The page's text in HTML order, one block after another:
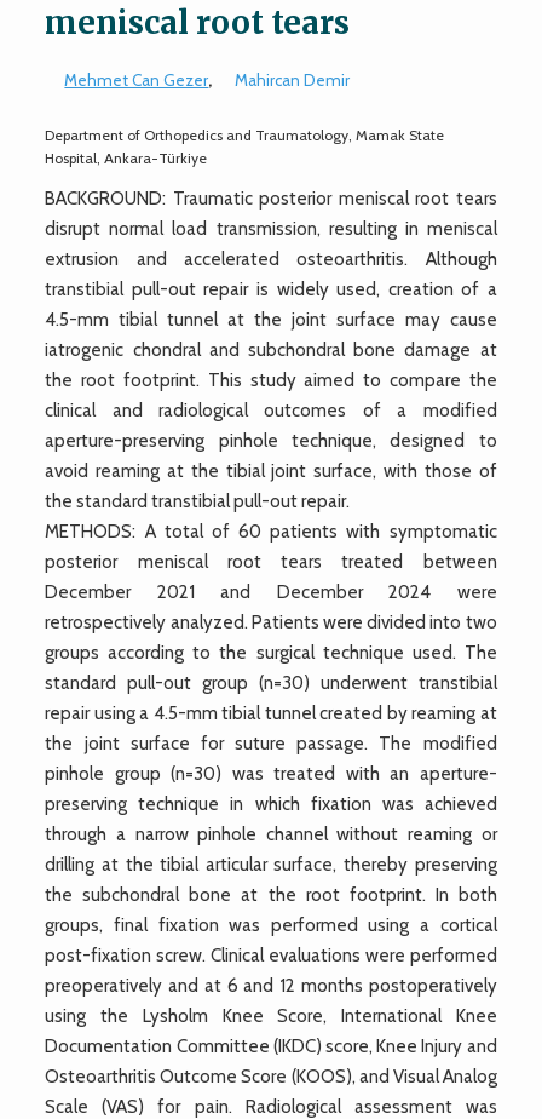
meniscal root tears
Mehmet Can Gezer, Mahircan Demir
Department of Orthopedics and Traumatology, Mamak State
Hospital, Ankara-Türkiye
BACKGROUND: Traumatic posterior meniscal root tears
disrupt normal load transmission, resulting in meniscal
extrusion and accelerated osteoarthritis. Although
transtibial pull-out repair is widely used, creation of a
4.5-mm tibial tunnel at the joint surface may cause
iatrogenic chondral and subchondral bone damage at
the root footprint. This study aimed to compare the
clinical and radiological outcomes of a modified
aperture-preserving pinhole technique, designed to
avoid reaming at the tibial joint surface, with those of
the standard transtibial pull-out repair.
METHODS: A total of 60 patients with symptomatic
posterior meniscal root tears treated between
December 2021 and December 2024 were
retrospectively analyzed. Patients were divided into two
groups according to the surgical technique used. The
standard pull-out group (n=30) underwent transtibial
repair using a 4.5-mm tibial tunnel created by reaming at
the joint surface for suture passage. The modified
pinhole group (n=30) was treated with an aperture-
preserving technique in which fixation was achieved
through a narrow pinhole channel without reaming or
drilling at the tibial articular surface, thereby preserving
the subchondral bone at the root footprint. In both
groups, final fixation was performed using a cortical
post-fixation screw. Clinical evaluations were performed
preoperatively and at 6 and 12 months postoperatively
using the Lysholm Knee Score, International Knee
Documentation Committee (IKDC) score, Knee Injury and
Osteoarthritis Outcome Score (KOOS), and Visual Analog
Scale (VAS) for pain. Radiological assessment was